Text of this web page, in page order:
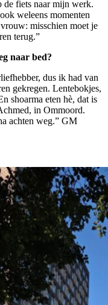
fiets naar mijn werk.
weleens momenten
misschien moet je
terug.”
naar bed?
dus ik had van
gekregen. Lentebokjes,
shoarma eten hè, dat is
in Ommoord.
achten weg.” GM